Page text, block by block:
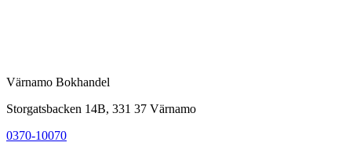
Värnamo Bokhandel
Storgatsbacken 14B, 331 37 Värnamo
0370-10070